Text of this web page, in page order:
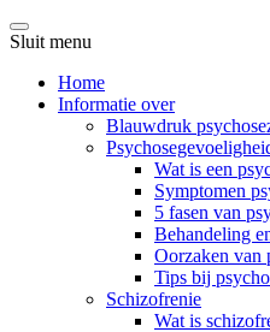
Sluit menu
Home
Informatie over
Blauwdruk
Wat is een
Symptomen
5 fasen van
Behandeling
Oorzaken van
Tips bij
Schizofrenie
Wat is